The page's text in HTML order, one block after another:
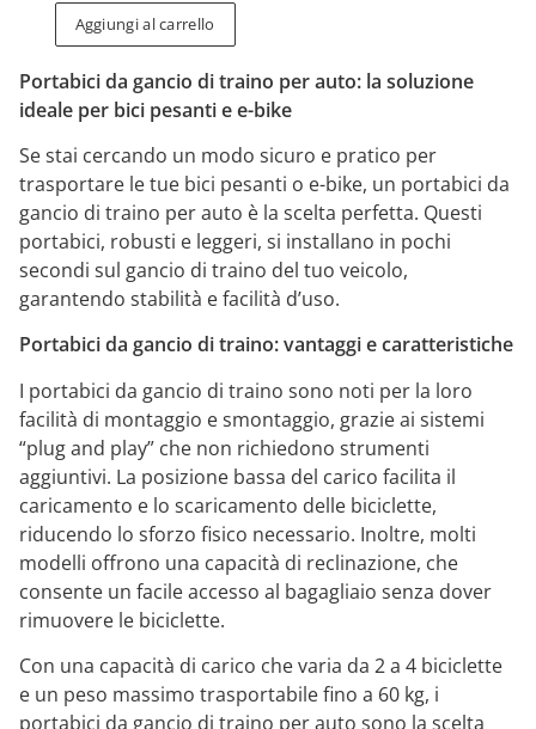
Aggiungi al carrello
Portabici da gancio di traino per auto: la soluzione
ideale per bici pesanti e e-bike
Se stai cercando un modo sicuro e pratico per
trasportare le tue bici pesanti o e-bike, un portabici da
gancio di traino per auto è la scelta perfetta. Questi
portabici, robusti e leggeri, si installano in pochi
secondi sul gancio di traino del tuo veicolo,
garantendo stabilità e facilità d’uso.
Portabici da gancio di traino: vantaggi e caratteristiche
I portabici da gancio di traino sono noti per la loro
facilità di montaggio e smontaggio, grazie ai sistemi
“plug and play” che non richiedono strumenti
aggiuntivi. La posizione bassa del carico facilita il
caricamento e lo scaricamento delle biciclette,
riducendo lo sforzo fisico necessario. Inoltre, molti
modelli offrono una capacità di reclinazione, che
consente un facile accesso al bagagliaio senza dover
rimuovere le biciclette.
Con una capacità di carico che varia da 2 a 4 biciclette
e un peso massimo trasportabile fino a 60 kg, i
portabici da gancio di traino per auto sono la scelta